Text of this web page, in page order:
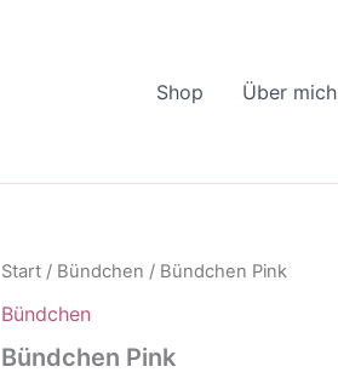
Shop Über mich
Start / Bündchen / Bündchen Pink
Bündchen
Bündchen Pink